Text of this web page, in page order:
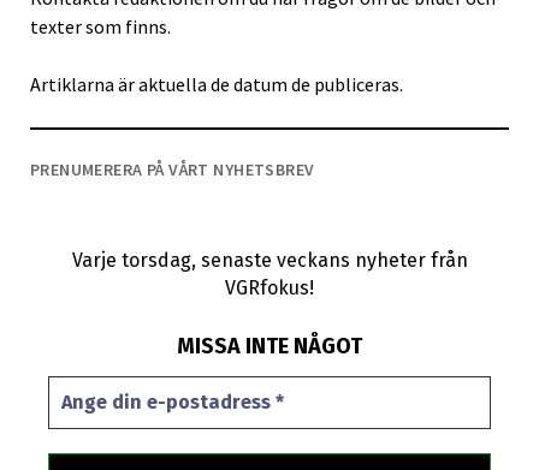
texter som finns.
Artiklarna är aktuella de datum de publiceras.
PRENUMERERA PÅ VÅRT NYHETSBREV
Varje torsdag, senaste veckans nyheter från
VGRfokus!
MISSA INTE NÅGOT